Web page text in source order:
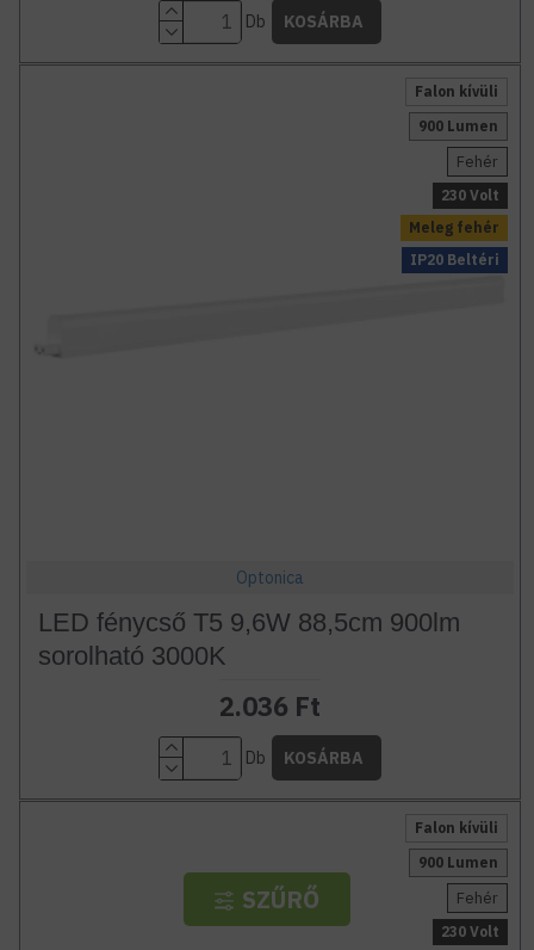
Db KOSÁRBA
Meleg fehér
Falon kívüli
900 Lumen
IP20 Beltéri
Fehér
230 Volt
Optonica
LED fénycső T5 9,6W 88,5cm 900lm
sorolható 3000K
2.036 Ft
Db KOSÁRBA
Falon kívüli
900 Lumen
Fehér
230 Volt
SZŰRŐ